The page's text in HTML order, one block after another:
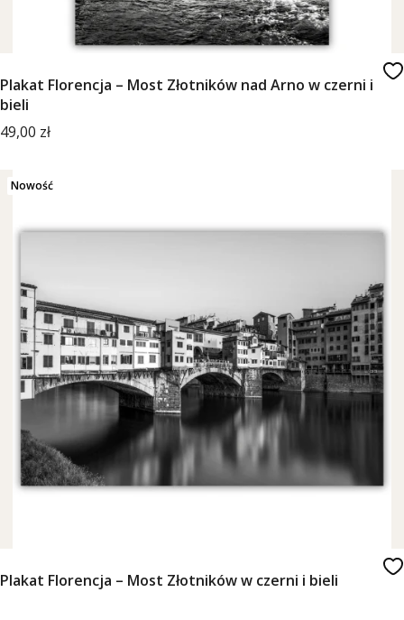
Plakat Florencja – Most Złotników nad Arno w czerni i
bieli
Cena
49,00 zł
Nowość
Plakat Florencja – Most Złotników w czerni i bieli